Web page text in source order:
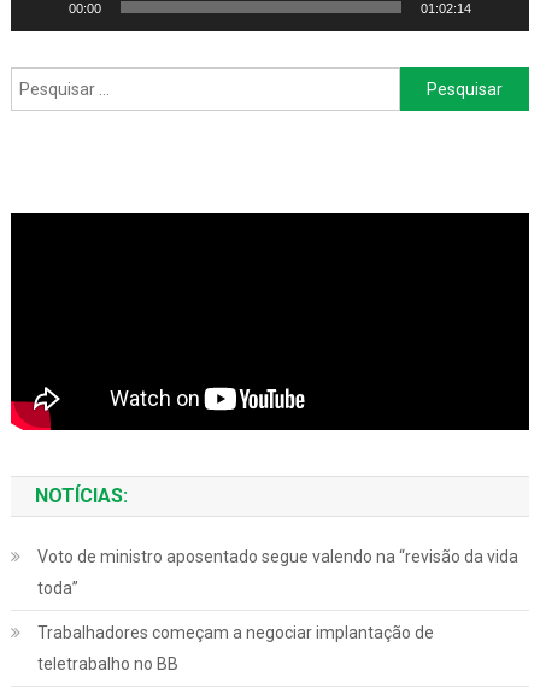
00:00 01:02:14
Pesquisar
por:
NOTÍCIAS:
Voto de ministro aposentado segue valendo na “revisão da vida
toda”
Trabalhadores começam a negociar implantação de
teletrabalho no BB